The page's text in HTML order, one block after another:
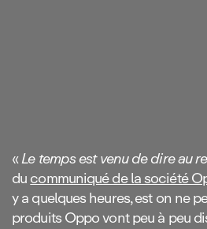
«Le temps est venu de dire au
ducommuniqué de la société
y a quelques heures, est on ne
produits Oppo vont peu à peu